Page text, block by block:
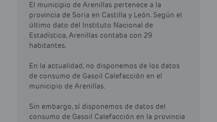
El municipio de Arenillas pertenece a la
provincia de Soria en Castilla y León. Según el
último dato del Instituto Nacional de
Estadística, Arenillas contaba con 29
habitantes.
En la actualidad, no disponemos de los datos
de consumo de Gasoil Calefacción en el
municipio de Arenillas.
Sin embargo, sí disponemos de datos del
consumo de Gasoil Calefacción en la provincia